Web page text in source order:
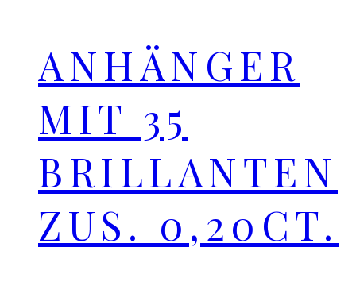
ANHÄNGER
MIT 35
BRILLANTEN
ZUS. 0,20CT.